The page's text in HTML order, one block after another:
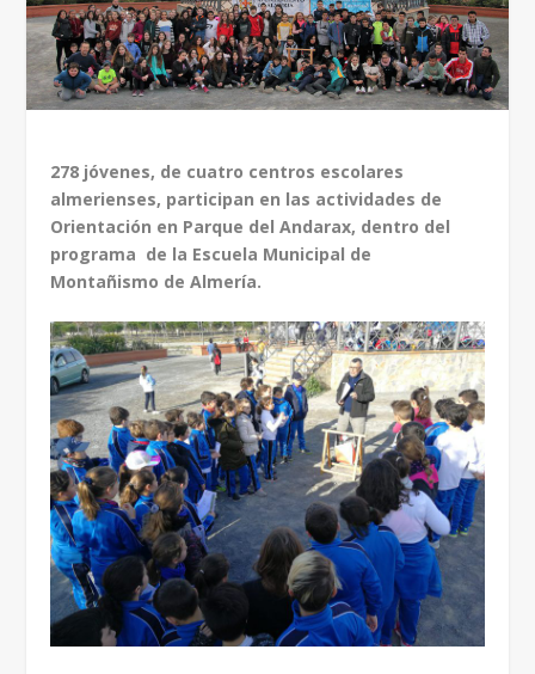
278 jóvenes, de cuatro centros escolares
almerienses, participan en las actividades de
Orientación en Parque del Andarax, dentro del
programa de la Escuela Municipal de
Montañismo de Almería.